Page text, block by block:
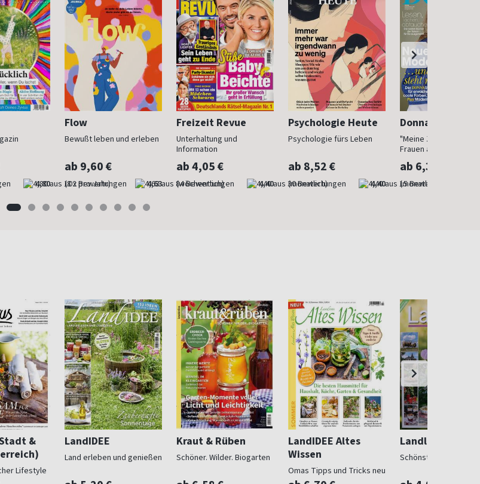
4,80
Flow
Bewußt leben und erleben
ab 9,60 €
(8 x pro Jahr) 4,63
Freizeit Revue
Unterhaltung und
Information
ab 4,05 €
(wöchentlich) 4,40
Psychologie Heute
Psychologie fürs Leben
ab 8,52 €
(monatlich) 4,40
Donna
"Meine Zeit ist jetzt":
Frauen ab 40
ab 6,30 €
(monatlich)
&
Lifestyle
LandIDEE
Land erleben und genießen
Kraut & Rüben
Schöner. Wilder. Biogarten
LandIDEE Altes
Wissen
Omas Tipps und Tricks neu
entdeckt
Landlust
Schönstes Landleben